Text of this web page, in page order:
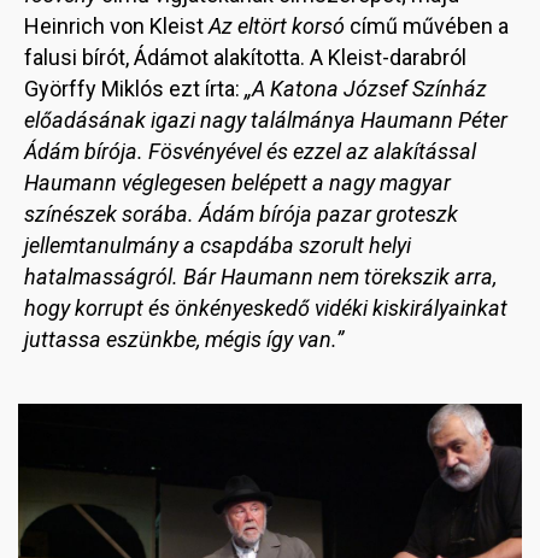
Heinrich von KleistAz eltört korsó című művében a
falusi bírót, Ádámot alakította. A Kleist-darabról
Györffy Miklós ezt írta: „A Katona József Színház
előadásának igazi nagy találmánya Haumann Péter
Ádám bírója. Fösvényével és ezzel az alakítással
Haumann véglegesen belépett a nagy magyar
színészek sorába. Ádám bírója pazar groteszk
jellemtanulmány a csapdába szorult helyi
hatalmasságról. Bár Haumann nem törekszik arra,
hogy korrupt és önkényeskedő vidéki kiskirályainkat
juttassa eszünkbe, mégis így van.”
Image